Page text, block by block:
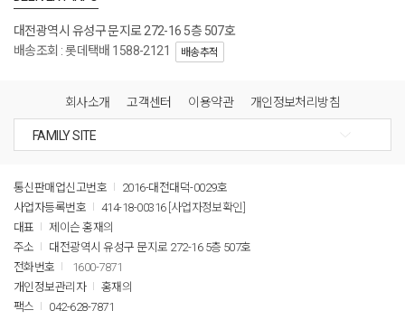
대전광역시 유성구 문지로 272-16 5층 507호
배송조회 : 롯데택배 1588-2121
배송추적
회사소개 고객센터 이용약관 개인정보처리방침
통신판매업신고번호
2016-대전대덕-0029호
사업자등록번호
414-18-00316 [사업자정보확인]
대표
제이슨 홍재의
주소
대전광역시 유성구 문지로 272-16 5층 507호
전화번호
1600-7871
개인정보관리자
홍재의
팩스
042-628-7871